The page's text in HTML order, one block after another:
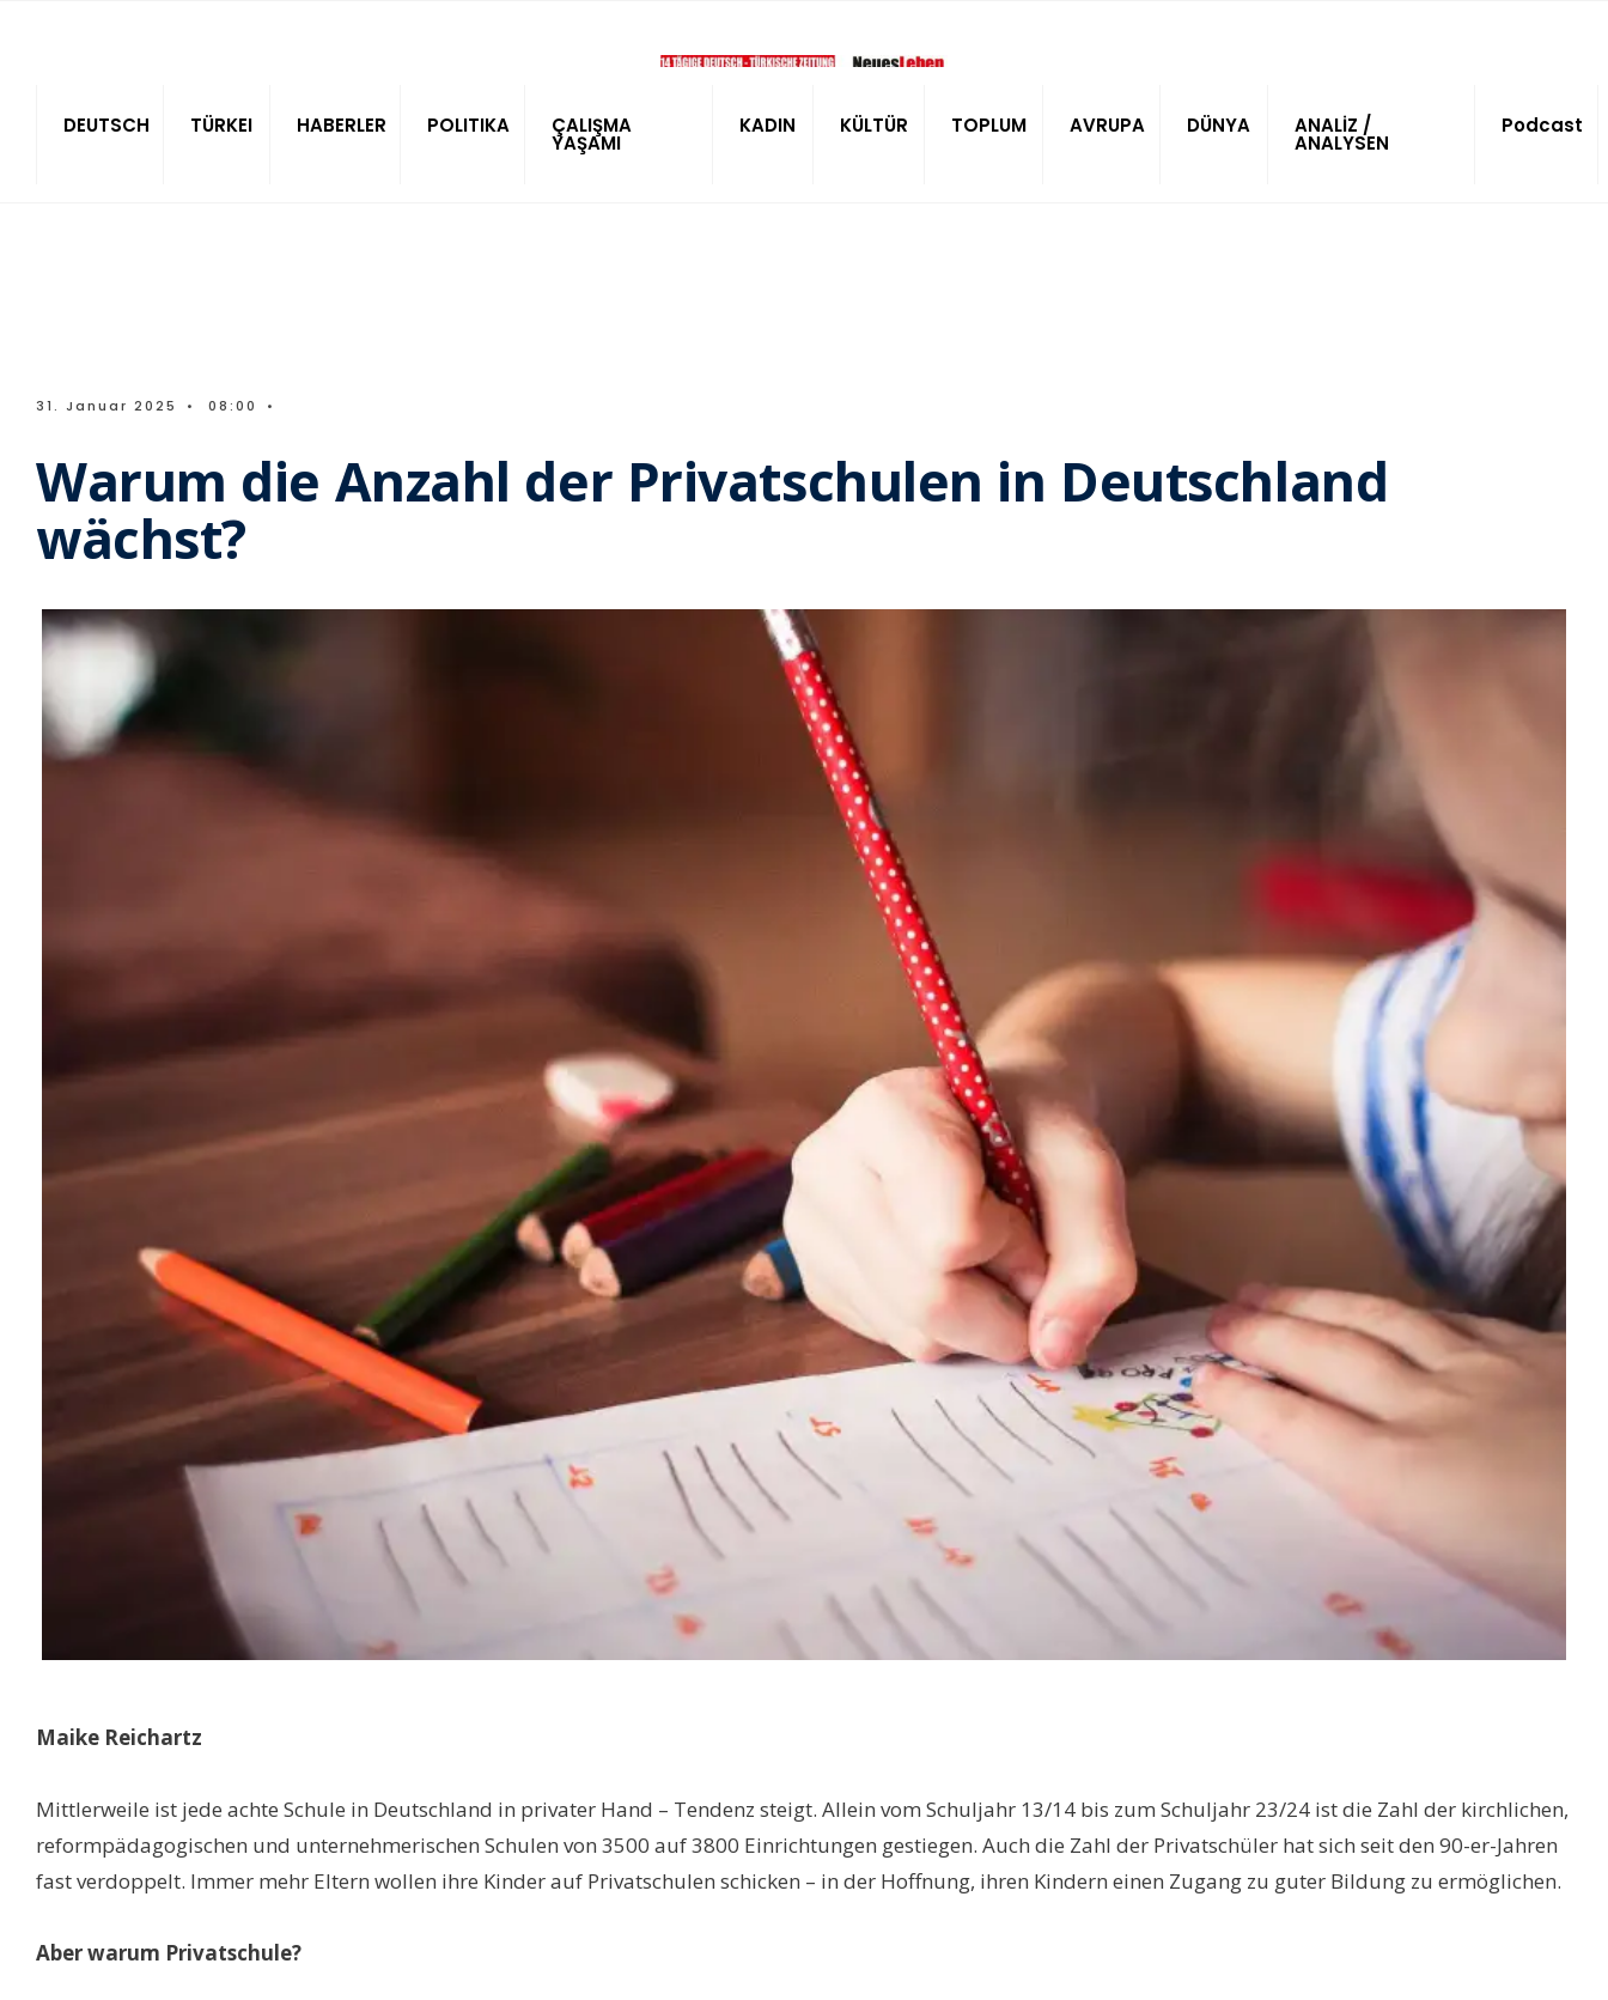
DEUTSCH TÜRKEI HABERLER POLITIKA ÇALIŞMA
YAŞAMI
KADIN KÜLTÜR TOPLUM AVRUPA DÜNYA ANALİZ /
ANALYSEN
Podcast
31. Januar 2025 • 08:00 •
Warum die Anzahl der Privatschulen in Deutschland
wächst?
Maike Reichartz
Mittlerweile ist jede achte Schule in Deutschland in privater Hand – Tendenz steigt. Allein vom Schuljahr 13/14 bis zum Schuljahr 23/24 ist die Zahl der kirchlichen,
reformpädagogischen und unternehmerischen Schulen von 3500 auf 3800 Einrichtungen gestiegen. Auch die Zahl der Privatschüler hat sich seit den 90-er-Jahren
fast verdoppelt. Immer mehr Eltern wollen ihre Kinder auf Privatschulen schicken – in der Hoffnung, ihren Kindern einen Zugang zu guter Bildung zu ermöglichen.
Aber warum Privatschule?